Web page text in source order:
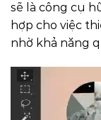
sẽ là công cụ
hợp cho việc
nhờ khả năng